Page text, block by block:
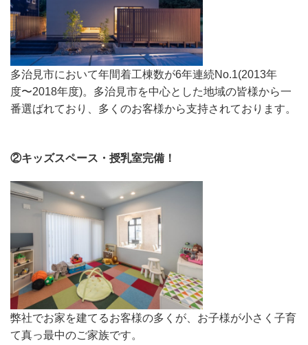
多治見市において年間着工棟数が6年連続No.1(2013年
度〜2018年度)。多治見市を中心とした地域の皆様から一
番選ばれており、多くのお客様から支持されております。
②キッズスペース・授乳室完備！
弊社でお家を建てるお客様の多くが、お子様が小さく子育
て真っ最中のご家族です。